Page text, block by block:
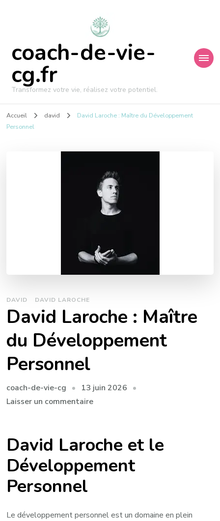
coach-de-vie-
cg.fr
Transformez votre vie, réalisez votre potentiel.
Accueil david
David Laroche : Maître du Développement
Personnel
DAVID DAVID LAROCHE
David Laroche : Maître
du Développement
Personnel
coach-de-vie-cg
13 juin 2026
Laisser un commentairesur
:
Maître
du
David Laroche et le
Développement
Personnel
Le développement personnel est un domaine en plein